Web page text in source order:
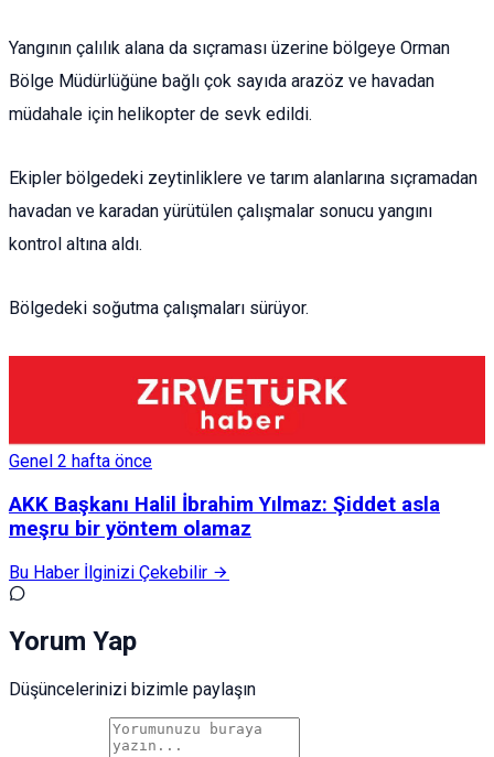
Yangının çalılık alana da sıçraması üzerine bölgeye Orman
Bölge Müdürlüğüne bağlı çok sayıda arazöz ve havadan
müdahale için helikopter de sevk edildi.
Ekipler bölgedeki zeytinliklere ve tarım alanlarına sıçramadan
havadan ve karadan yürütülen çalışmalar sonucu yangını
kontrol altına aldı.
Bölgedeki soğutma çalışmaları sürüyor.
Genel 2 hafta önce
AKK Başkanı Halil İbrahim Yılmaz: Şiddet asla
meşru bir yöntem olamaz
Bu Haber İlginizi Çekebilir
Yorum Yap
Düşüncelerinizi bizimle paylaşın